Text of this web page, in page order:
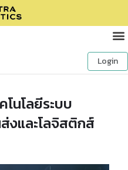
Login
นโลยีระบบ
งและโลจิสติกส์